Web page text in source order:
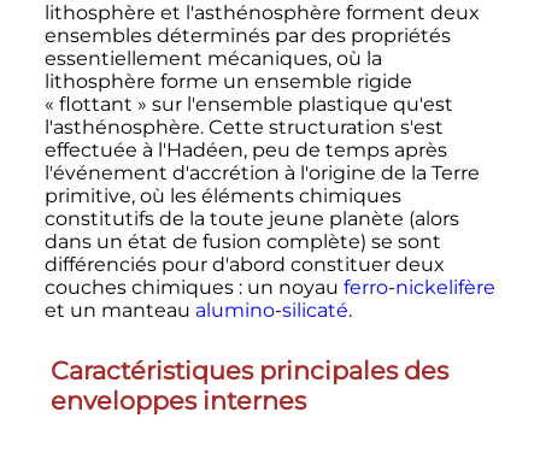
lithosphère et l'asthénosphère forment deux
ensembles déterminés par des propriétés
essentiellement mécaniques, où la
lithosphère forme un ensemble rigide
« flottant » sur l'ensemble plastique qu'est
l'asthénosphère. Cette structuration s'est
effectuée à l'Hadéen, peu de temps après
l'événement d'accrétion à l'origine de la Terre
primitive, où les éléments chimiques
constitutifs de la toute jeune planète (alors
dans un état de fusion complète) se sont
différenciés pour d'abord constituer deux
couches chimiques : un noyau ferro-nickelifère
et un manteau alumino-silicaté.
Caractéristiques principales des
enveloppes internes